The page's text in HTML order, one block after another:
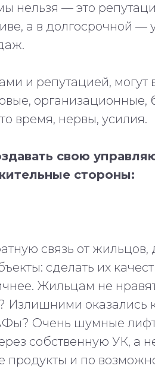
нельзя — это
а в долгосрочной
и репутацией, могут
время, нервы, усилия.
свою
стороны:
связь от
сделать их
Жильцам не
Излишними оказались
Очень шумные
собственную УК, а не
продукты и по